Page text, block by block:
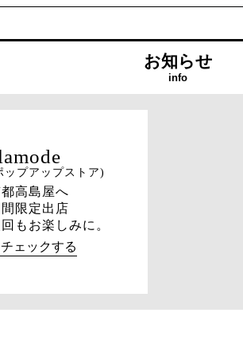
お知らせ
info
ップアップストア)
高島屋へ
限定出店
もお楽しみに。
ェックする